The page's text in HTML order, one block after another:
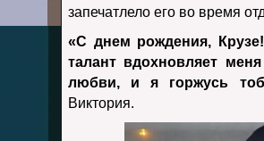
запечатлело его во время
«С днем рождения,
талант вдохновляет
любви, и я горжусь
Виктория.